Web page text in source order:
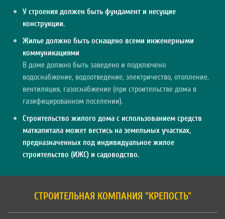
У строения должен быть фундамент и несущие
конструкции.
Жилье должно быть оснащено всеми инженерными
коммуникациями
В доме должно быть заведено и подключено
водоснабжение, водоотведение, электричество, отопление,
вентиляция, газоснабжение (при строительстве дома в
газифицированном поселении).
Строительство жилого дома с использованием средств
маткапитала может вестись на земельных участках,
предназначенных под индивидуальное жилое
строительство (ИЖС) и садоводство.
СТРОИТЕЛЬНАЯ КОМПАНИЯ "КРЕПОСТЬ"